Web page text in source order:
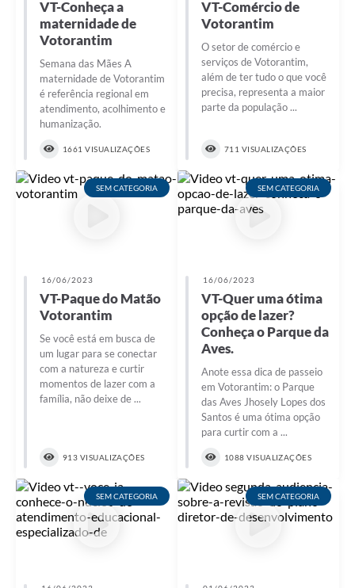
VT-Conheça a
maternidade de
Votorantim
Semana das Mães A
maternidade de Votorantim
é referência regional em
atendimento, acolhimento e
humanização.
1661 VISUALIZAÇÕES
VT-Comércio de
Votorantim
O setor de comércio e
serviços de Votorantim,
além de ter tudo o que você
precisa, representa a maior
parte da população ...
711 VISUALIZAÇÕES
SEM CATEGORIA
16/06/2023
VT-Paque do Matão
Votorantim
Se você está em busca de
um lugar para se conectar
com a natureza e curtir
momentos de lazer com a
família, não deixe de ...
913 VISUALIZAÇÕES
SEM CATEGORIA
16/06/2023
VT-Quer uma ótima
opção de lazer?
Conheça o Parque da
Aves.
Anote essa dica de passeio
em Votorantim: o Parque
das Aves Jhosely Lopes dos
Santos é uma ótima opção
para curtir com a ...
1088 VISUALIZAÇÕES
SEM CATEGORIA SEM CATEGORIA